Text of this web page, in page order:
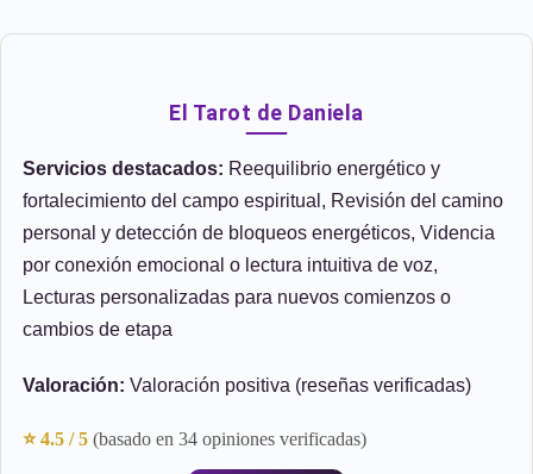
El Tarot de Daniela
Servicios destacados: Reequilibrio energético y
fortalecimiento del campo espiritual, Revisión del camino
personal y detección de bloqueos energéticos, Videncia
por conexión emocional o lectura intuitiva de voz,
Lecturas personalizadas para nuevos comienzos o
cambios de etapa
Valoración: Valoración positiva (reseñas verificadas)
⭐ 4.5 / 5 (basado en 34 opiniones verificadas)